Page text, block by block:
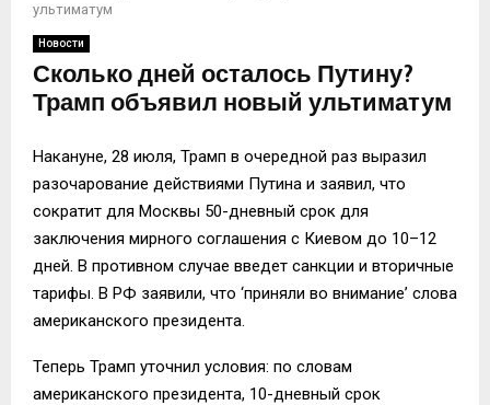
ультиматум
Новости
Сколько дней осталось Путину?
Трамп объявил новый ультиматум
Накануне, 28 июля, Трамп в очередной раз выразил
разочарование действиями Путина и заявил, что
сократит для Москвы 50-дневный срок для
заключения мирного соглашения с Киевом до 10–12
дней. В противном случае введет санкции и вторичные
тарифы. В РФ заявили, что ‘приняли во внимание’ слова
американского президента.
Теперь Трамп уточнил условия: по словам
американского президента, 10-дневный срок